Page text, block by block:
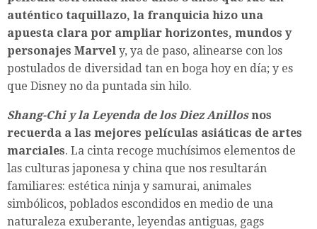
auténtico taquillazo, la franquicia hizo una
apuesta clara por ampliar horizontes, mundos y
personajes Marvel y, ya de paso, alinearse con los
postulados de diversidad tan en boga hoy en día; y es
que Disney no da puntada sin hilo.
Shang-Chi y la Leyenda de los Diez Anillosnos
recuerda a las mejores películas asiáticas de artes
marciales. La cinta recoge muchísimos elementos de
las culturas japonesa y china que nos resultarán
familiares: estética ninja y samurai, animales
simbólicos, poblados escondidos en medio de una
naturaleza exuberante, leyendas antiguas, gags